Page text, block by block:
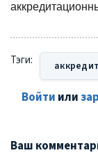
Тэги:
Войти или
Ваш